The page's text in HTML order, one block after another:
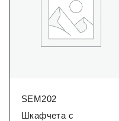
SEM202
Шкафчета с